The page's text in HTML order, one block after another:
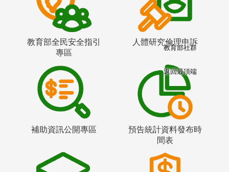
教育部全民安全指引
專區
人體研究倫理申訴
補助資訊公開專區
預告統計資料發布時
間表
教育部社群
返回最頂端